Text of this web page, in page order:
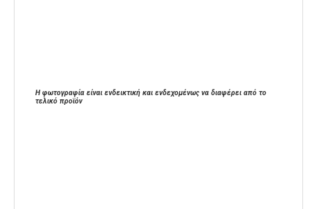
Η φωτογραφία είναι ενδεικτική και ενδεχομένως να διαφέρει από το
τελικό προϊόν